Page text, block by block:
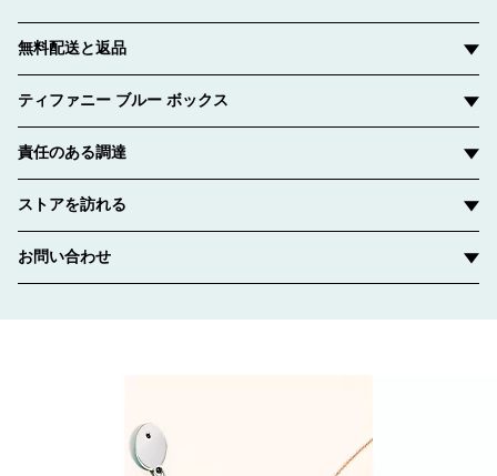
無料配送と返品
ティファニー ブルー ボックス
責任のある調達
ストアを訪れる
お問い合わせ